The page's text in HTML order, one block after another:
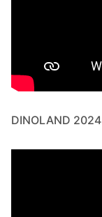
DINOLAND 2024